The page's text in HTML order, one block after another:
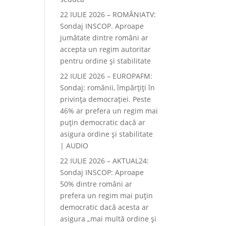
22 IULIE 2026 – ROMÂNIATV:
Sondaj INSCOP. Aproape
jumătate dintre români ar
accepta un regim autoritar
pentru ordine și stabilitate
22 IULIE 2026 – EUROPAFM:
Sondaj: românii, împărțiți în
privința democrației. Peste
46% ar prefera un regim mai
puțin democratic dacă ar
asigura ordine și stabilitate
| AUDIO
22 IULIE 2026 – AKTUAL24:
Sondaj INSCOP: Aproape
50% dintre români ar
prefera un regim mai puțin
democratic dacă acesta ar
asigura „mai multă ordine și